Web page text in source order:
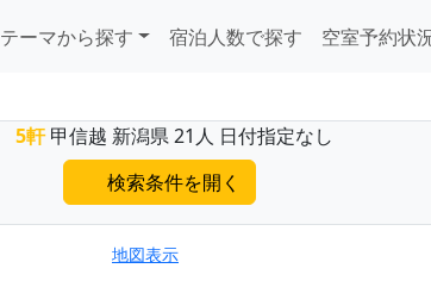
テーマから探す 宿泊人数で探す 空室予約状
5軒甲信越 新潟県 21人 日付指定なし
検索条件を開く
地図表示